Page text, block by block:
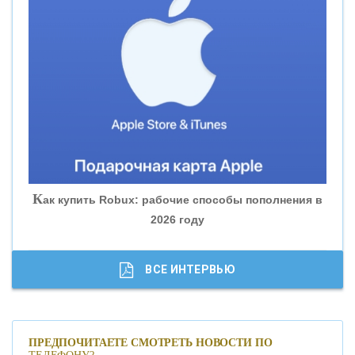
«ВНЕШПРОМБАНК»
«БАНК ГЛОБЭКС»
«СОВКОМБАНК»
«ГАЗПРОМБАНК»
«МОСКОВСКИЙ КРЕДИТНЫЙ БАНК»
Как купить Robux: рабочие способы пополнения в
2026 году
ВСЕ ИНТЕРВЬЮ
ПРЕДПОЧИТАЕТЕ СМОТРЕТЬ НОВОСТИ ПО